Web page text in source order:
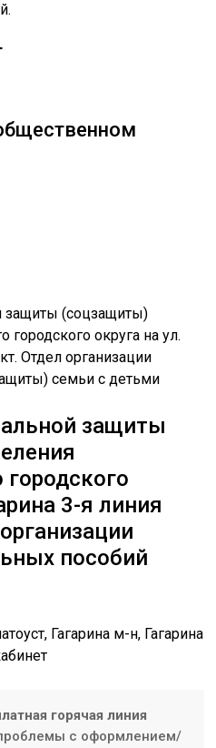
защиты
городского
3-я линия
пособий
Гагарина м-н, ​​Гагарина
горячая линия
с оформлением/